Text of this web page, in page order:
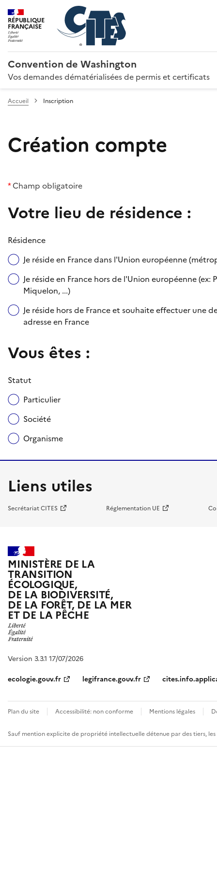
RÉPUBLIQUE
FRANÇAISE
Convention de Washington
Vos demandes dématérialisées de permis et certificats
Accueil Inscription
Création compte
*Champ obligatoire
Votre lieu de résidence :
Résidence
Je réside en France dans l'Union européenne
Je réside en France hors de l'Union européenne
Miquelon, ...)
Je réside hors de France et souhaite effectuer une
adresse en France
Vous êtes :
Statut
Particulier
Société
Organisme
Liens utiles
Secrétariat CITES Réglementation UE
MINISTÈRE DE LA
TRANSITION
ÉCOLOGIQUE,
DE LA BIODIVERSITÉ,
DE LA FORÊT, DE LA MER
ET DE LA PÊCHE
Version 3.3.1 17/07/2026
ecologie.gouv.fr
legifrance.gouv.fr
Plan du site Accessibilité: non conforme Mentions légales
Sauf mention explicite de propriété intellectuelle détenue par des tiers,